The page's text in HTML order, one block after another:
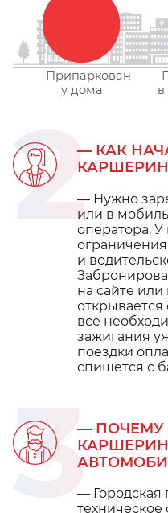
Припаркован
у дома в
— КАК
2— Нужно
или в
оператора.
и
на сайте
все
зажигания
поездки
спишется с
— ПОЧЕМУ
3— Городская